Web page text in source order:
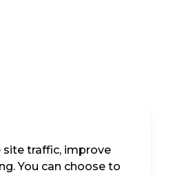
site traffic, improve
You can choose to